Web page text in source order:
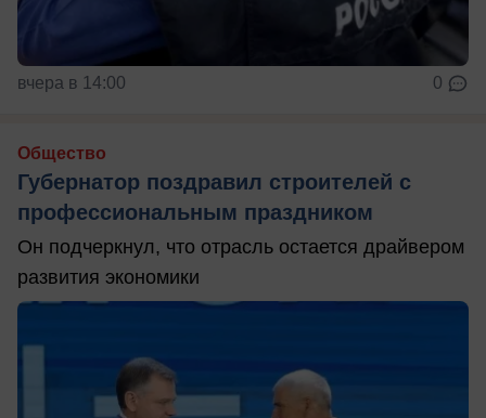
вчера в 14:00 0
Общество
Губернатор поздравил строителей с
профессиональным праздником
Он подчеркнул, что отрасль остается драйвером
развития экономики